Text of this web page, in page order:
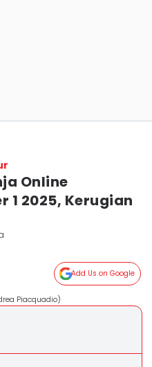
Online
1 2025, Kerugian
Add Us on Google
Piacquadio)